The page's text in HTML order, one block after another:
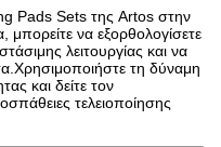
Pads Sets της Artos στην
μπορείτε να εξορθολογίσετε
λειτουργίας και να
τη δύναμη
και δείτε τον
τελειοποίησης